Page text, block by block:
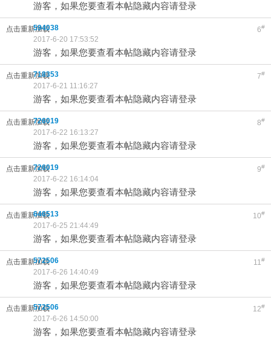
游客，如果您要查看本帖隐藏内容请登录
点击重新加载 6#
594038
2017-6-20 17:53:52
游客，如果您要查看本帖隐藏内容请登录
点击重新加载 7#
718353
2017-6-21 11:16:27
游客，如果您要查看本帖隐藏内容请登录
点击重新加载 8#
726019
2017-6-22 16:13:27
游客，如果您要查看本帖隐藏内容请登录
点击重新加载 9#
726019
2017-6-22 16:14:04
游客，如果您要查看本帖隐藏内容请登录
点击重新加载 10#
646513
2017-6-25 21:44:49
游客，如果您要查看本帖隐藏内容请登录
点击重新加载 11#
572506
2017-6-26 14:40:49
游客，如果您要查看本帖隐藏内容请登录
点击重新加载 12#
572506
2017-6-26 14:50:00
游客，如果您要查看本帖隐藏内容请登录